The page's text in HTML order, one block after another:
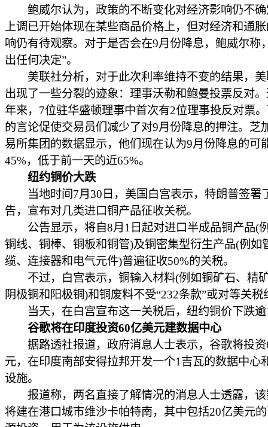
鲍威尔认为，政策的不断变化对经济影响仍不确
上调已开始体现在某些商品价格上，但对经济和通
响仍有待观察。对于是否会在9月份降息，鲍威尔称
出任何决定”。
美联社分析，对于此次利率维持不变的结果，美
出现了一些分裂的迹象：理事沃勒和鲍曼投票反对
年来，7位驻华盛顿理事中首次有2位理事投反对票
的言论促使交易员们减少了对9月份降息的押注。芝
易所集团的数据显示，他们现在认为9月份降息的可
45%，低于前一天的近65%。
纽约铜价大跌
当地时间7月30日，美国白宫表示，特朗普签署
告，宣布对几类进口铜产品征收关税。
公告显示，将自8月1日起对进口半成品铜产品(
铜线、铜棒、铜板和铜管)及铜密集型衍生产品(例如
缆、连接器和电气元件)普遍征收50%的关税。
不过，白宫表示，铜输入材料(例如铜矿石、精
阴极铜和阳极铜)和铜废料不受“232条款”或对等关税
当天，在白宫宣布这一关税后，纽约铜价下跌逾
谷歌将在印度投资60亿美元建数据中心
据路透社报道，政府消息人士表示，谷歌将投资
元，在印度南部安得拉邦开发一个1吉瓦的数据中心
设施。
报道称，两名直接了解情况的消息人士透露，该
将建在港口城市维沙卡帕特南，其中包括20亿美元